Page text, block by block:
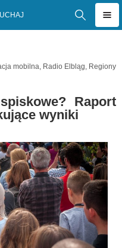
mobilna, Radio Elbląg, Regiony
Raport
wyniki